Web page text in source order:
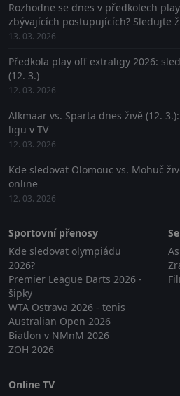
Rozhodne se dnes v předkolech
zbývajících postupujících? Sledujte
13. 03. 2026
Předkola play off extraligy 2026:
(12. 3.)
12. 03. 2026
Alkmaar vs. Sparta dnes živě (12.
ligu v TV
12. 03. 2026
Kde sledovat Olomouc vs. Mohuč
online
12. 03. 2026
Sportovní přenosy
Kde sledovat olympiádu
2026?
Premier League Darts 2026 -
šipky
WTA Ostrava 2026 - tenis
Australian Open 2026
Biatlon v NMnM 2026
ZOH 2026
Online TV